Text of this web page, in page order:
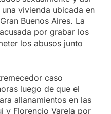
vivienda ubicada en
Buenos Aires. La
por grabar los
los abusos junto
caso
luego de que el
allanamientos en las
y Florencio Varela por